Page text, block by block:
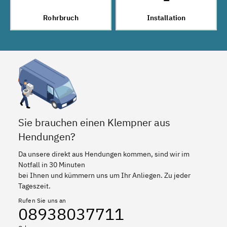
Rohrbruch Installation
Sie brauchen einen Klempner aus
Hendungen?
Da unsere direkt aus Hendungen kommen, sind wir im
Notfall in 30 Minuten
bei Ihnen und kümmern uns um Ihr Anliegen. Zu jeder
Tageszeit.
Rufen Sie uns an
08938037711